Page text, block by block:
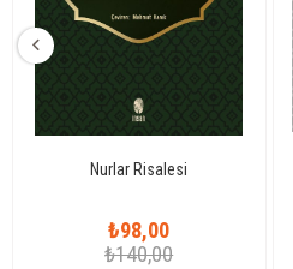
Nurlar Risalesi
₺98,00
₺140,00